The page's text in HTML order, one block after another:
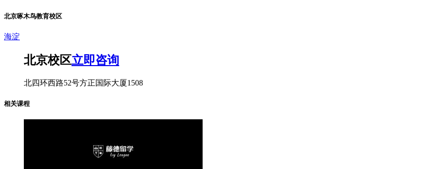
北京啄木鸟教育校区
海淀
北京校区立即咨询
北四环西路52号方正国际大厦1508
相关课程